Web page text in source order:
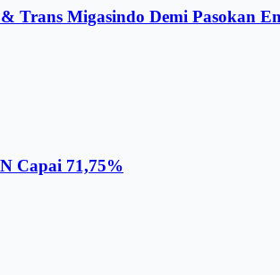
Trans Migasindo Demi Pasokan
Capai 71,75%